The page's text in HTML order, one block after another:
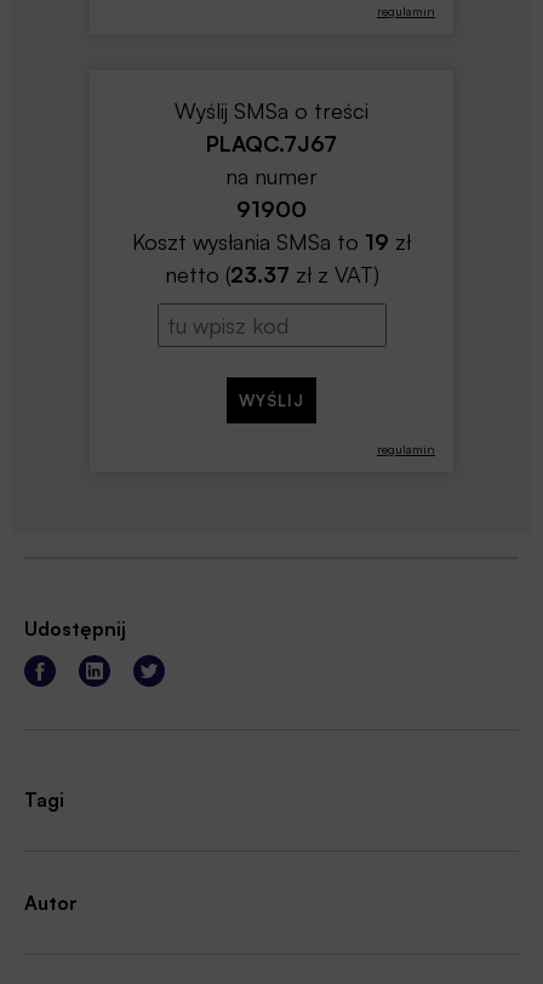
regulamin
regulamin
Wyślij SMSa o treści
PLAQC.7J67
na numer
91900
Koszt wysłania SMSa to 19 zł
netto (23.37 zł z VAT)
Udostępnij
Tagi
Autor